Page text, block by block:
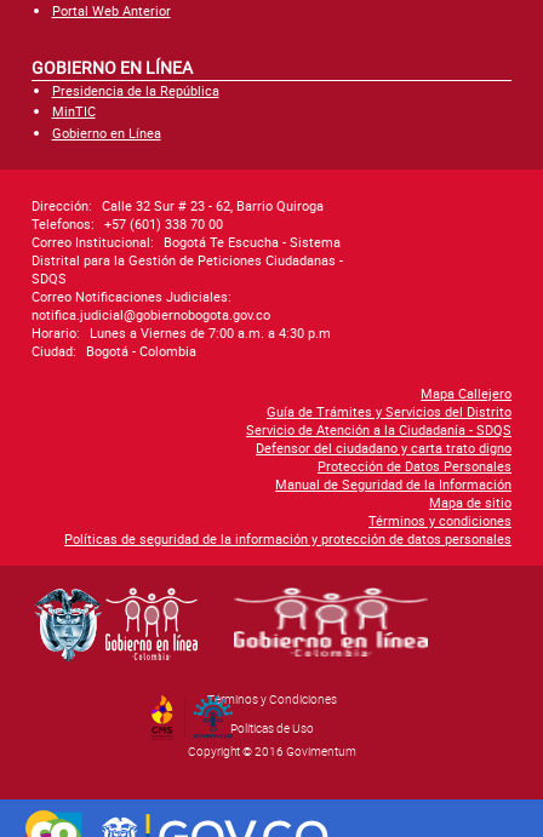
Portal Web Anterior
GOBIERNO EN LÍNEA
Presidencia de la República
MinTIC
Gobierno en Línea
Dirección: Calle 32 Sur # 23 - 62, Barrio Quiroga
Telefonos: +57 (601) 338 70 00
Correo Institucional:
Bogotá Te Escucha - Sistema
Distrital para la Gestión de Peticiones Ciudadanas -
SDQS
Correo Notificaciones Judiciales:
notifica.judicial@gobiernobogota.gov.co
Horario:
Lunes a Viernes de 7:00 a.m. a 4:30 p.m
Ciudad:
Bogotá - Colombia
Mapa Callejero
Guía de Trámites y Servicios del Distrito
Servicio de Atención a la Ciudadanía - SDQS
Defensor del ciudadano y carta trato digno
Protección de Datos Personales
Manual de Seguridad de la Información
Mapa de sitio
Términos y condiciones
Políticas de seguridad de la información y protección de datos personales
Términos y Condiciones
Políticas de Uso
Copyright © 2016 Govimentum
By Govimentum